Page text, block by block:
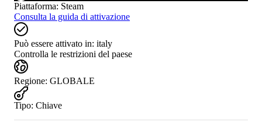
Piattaforma: Steam
Consulta la guida di attivazione
Può essere attivato in: italy
Controlla le restrizioni del paese
Regione: GLOBALE
Tipo: Chiave